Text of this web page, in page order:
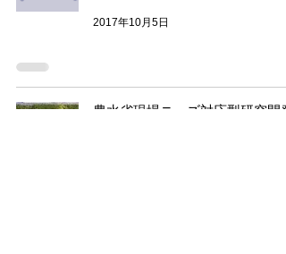
2017年10月5日
農水省現場ニーズ対応型研究開発